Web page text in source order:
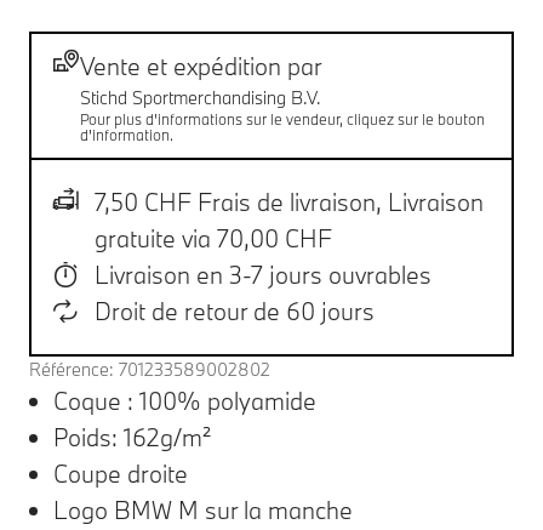
Livraison
Vente et expédition par
Stichd Sportmerchandising B.V.
Pour plus d'informations sur le vendeur, cliquez sur le bouton
d'information.
7,50 CHF Frais de livraison, Livraison
gratuite via 70,00 CHF
Livraison en 3-7 jours ouvrables
Droit de retour de 60 jours
Référence: 701233589002802
Coque : 100% polyamide
Poids: 162g/m²
Coupe droite
Logo BMW M sur la manche